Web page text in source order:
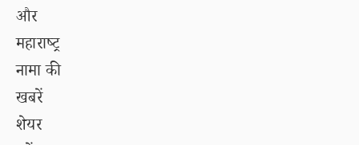
और
महाराष्ट्र
नामा की
खबरें
शेयर